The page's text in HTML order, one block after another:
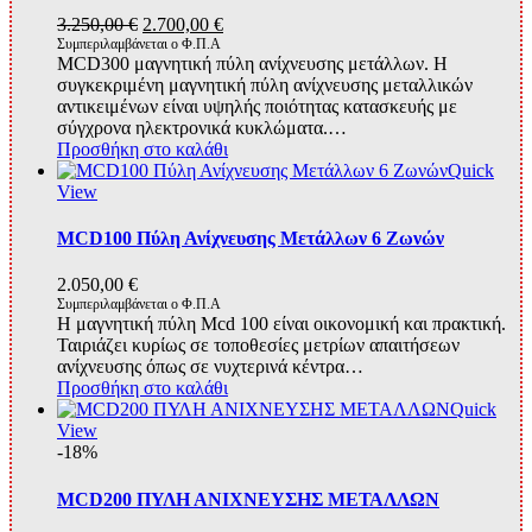
3.250,00€ Original
price
was:
3.250,00 €.
2.700,00 €Η
τιμή
είναι:
2.700,00 €.
Συμπεριλαμβάνεται ο Φ.Π.Α
MCD300 μαγνητική πύλη ανίχνευσης μετάλλων. Η
συγκεκριμένη μαγνητική πύλη ανίχνευσης μεταλλικών
αντικειμένων είναι υψηλής ποιότητας κατασκευής με
σύγχρονα ηλεκτρονικά κυκλώματα.…
Προσθήκη στο καλάθι
Quick
View
MCD100 Πύλη Ανίχνευσης Μετάλλων 6 Ζωνών
2.050,00 €
Συμπεριλαμβάνεται ο Φ.Π.Α
Η μαγνητική πύλη Mcd 100 είναι οικονομική και πρακτική.
Ταιριάζει κυρίως σε τοποθεσίες μετρίων απαιτήσεων
ανίχνευσης όπως σε νυχτερινά κέντρα…
Προσθήκη στο καλάθι
Quick
View
-18%
MCD200 ΠΥΛΗ ΑΝΙΧΝΕΥΣΗΣ ΜΕΤΑΛΛΩΝ